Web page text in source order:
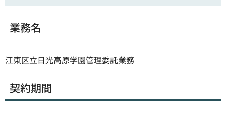
業務名
江東区立日光高原学園管理委託業務
契約期間